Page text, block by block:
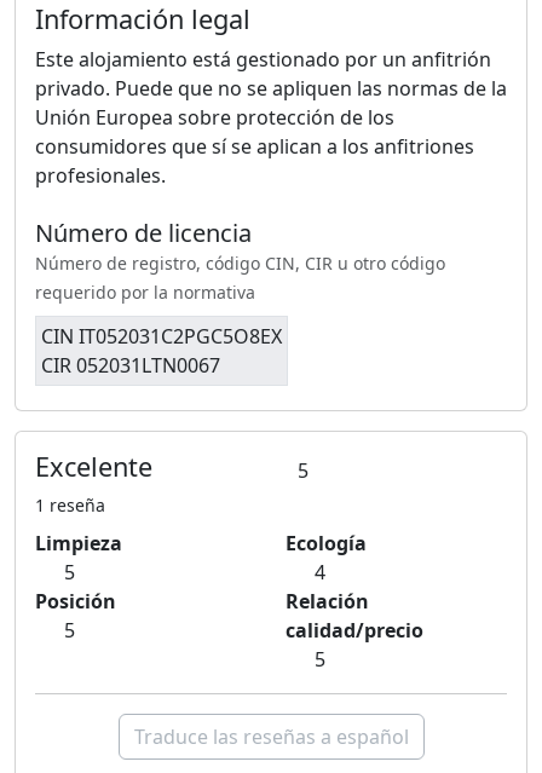
Información legal
Este alojamiento está gestionado por un anfitrión
privado. Puede que no se apliquen las normas de la
Unión Europea sobre protección de los
consumidores que sí se aplican a los anfitriones
profesionales.
Número de licencia
Número de registro, código CIN, CIR u otro código
requerido por la normativa
CIN IT052031C2PGC5O8EX
CIR 052031LTN0067
Excelente 5
1 reseña
Limpieza
5
Ecología
4
Posición
5
Relación
calidad/precio
5
Traduce las reseñas a español